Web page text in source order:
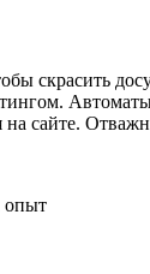
скрасить
сайте.
опыт